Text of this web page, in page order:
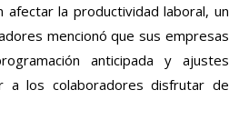
afectar la productividad laboral, un
mencionó que sus empresas
anticipada y ajustes
a los colaboradores disfrutar de